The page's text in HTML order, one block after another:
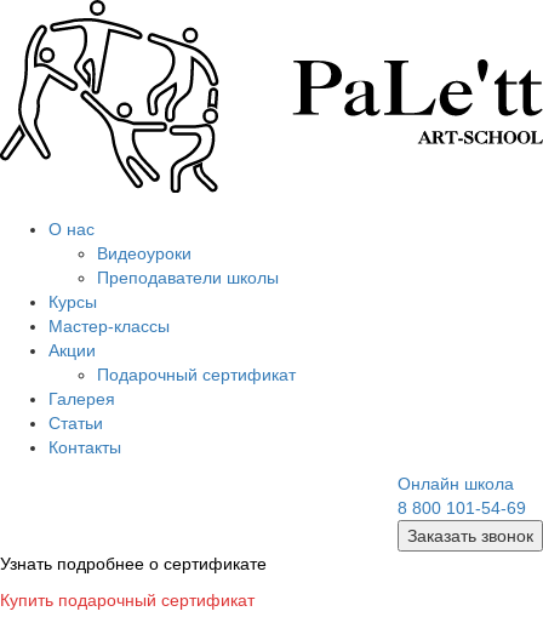
О нас
Видеоуроки
Преподаватели школы
Курсы
Мастер-классы
Акции
Подарочный сертификат
Галерея
Статьи
Контакты
Онлайн школа
8 800 101-54-69
Заказать звонок
Узнать подробнее о сертификате
Купить подарочный сертификат